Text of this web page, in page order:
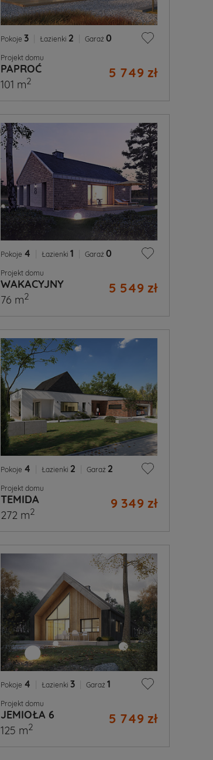
Pokoje 3 Łazienki 2 Garaż 0
Projekt domu
PAPROĆ 5 749 zł
101 m2
Pokoje 4 Łazienki 1 Garaż 0
Projekt domu
WAKACYJNY 5 549 zł
76 m2
Pokoje 4 Łazienki 2 Garaż 2
Projekt domu
TEMIDA 9 349 zł
272 m2
Pokoje 4 Łazienki 3 Garaż 1
Projekt domu
JEMIOŁA 6 5 749 zł
125 m2